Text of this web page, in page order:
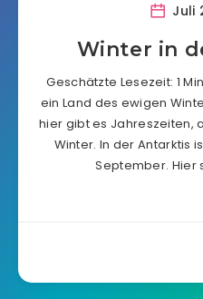
Juli
Winter in
Geschätzte Lesezeit: 1
ein Land des ewigen
hier gibt es Jahreszeiten,
Winter. In der Antarktis
September. Hier